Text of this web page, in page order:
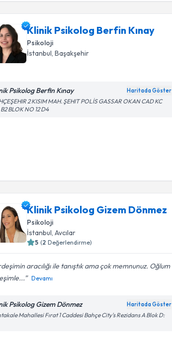
Klinik Psikolog Berfin Kınay
Psikoloji
İstanbul , Başakşehir
Psikolog Berfin Kınay Haritada Göster
2 KISIM MAH. ŞEHIT POLİS GASSAR OKAN CAD KC
B2 BLOK NO 12 D4
Klinik Psikolog Gizem Dönmez
Psikoloji
İstanbul, Avcılar
5 (2 Değerlendirme)
aracılığı ile tanıştık ama çok memnunuz. Oğlum
Devamı
Psikolog Gizem Dönmez Haritada Göster
Mahallesi Fırat 1 Caddesi Bahçe City's Rezidans A Blok D: